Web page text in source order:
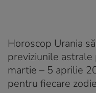
Horoscop Urania
previziunile
martie – 5 aprilie
pentru fiecare